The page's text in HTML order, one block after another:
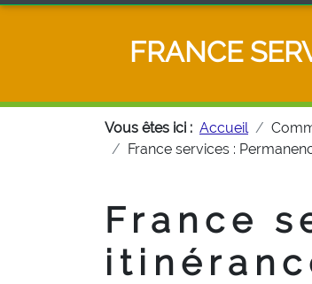
FRANCE
Vous êtes ici : Accueil
France services :
France